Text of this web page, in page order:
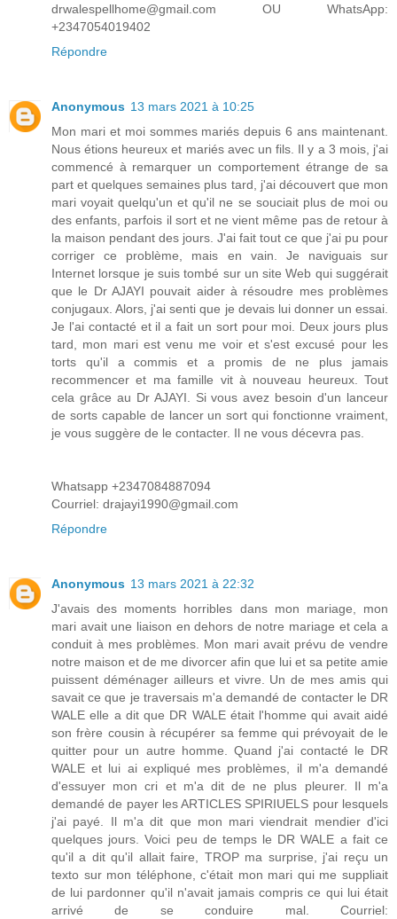
drwalespellhome@gmail.com OU WhatsApp:
+2347054019402
Répondre
Anonymous 13 mars 2021 à 10:25
Mon mari et moi sommes mariés depuis 6 ans maintenant.
Nous étions heureux et mariés avec un fils. Il y a 3 mois, j'ai
commencé à remarquer un comportement étrange de sa
part et quelques semaines plus tard, j'ai découvert que mon
mari voyait quelqu'un et qu'il ne se souciait plus de moi ou
des enfants, parfois il sort et ne vient même pas de retour à
la maison pendant des jours. J'ai fait tout ce que j'ai pu pour
corriger ce problème, mais en vain. Je naviguais sur
Internet lorsque je suis tombé sur un site Web qui suggérait
que le Dr AJAYI pouvait aider à résoudre mes problèmes
conjugaux. Alors, j'ai senti que je devais lui donner un essai.
Je l'ai contacté et il a fait un sort pour moi. Deux jours plus
tard, mon mari est venu me voir et s'est excusé pour les
torts qu'il a commis et a promis de ne plus jamais
recommencer et ma famille vit à nouveau heureux. Tout
cela grâce au Dr AJAYI. Si vous avez besoin d'un lanceur
de sorts capable de lancer un sort qui fonctionne vraiment,
je vous suggère de le contacter. Il ne vous décevra pas.
Whatsapp +2347084887094
Courriel: drajayi1990@gmail.com
Répondre
Anonymous 13 mars 2021 à 22:32
J'avais des moments horribles dans mon mariage, mon
mari avait une liaison en dehors de notre mariage et cela a
conduit à mes problèmes. Mon mari avait prévu de vendre
notre maison et de me divorcer afin que lui et sa petite amie
puissent déménager ailleurs et vivre. Un de mes amis qui
savait ce que je traversais m'a demandé de contacter le DR
WALE elle a dit que DR WALE était l'homme qui avait aidé
son frère cousin à récupérer sa femme qui prévoyait de le
quitter pour un autre homme. Quand j'ai contacté le DR
WALE et lui ai expliqué mes problèmes, il m'a demandé
d'essuyer mon cri et m'a dit de ne plus pleurer. Il m'a
demandé de payer les ARTICLES SPIRIUELS pour lesquels
j'ai payé. Il m'a dit que mon mari viendrait mendier d'ici
quelques jours. Voici peu de temps le DR WALE a fait ce
qu'il a dit qu'il allait faire, TROP ma surprise, j'ai reçu un
texto sur mon téléphone, c'était mon mari qui me suppliait
de lui pardonner qu'il n'avait jamais compris ce qui lui était
arrivé de se conduire mal. Courriel: